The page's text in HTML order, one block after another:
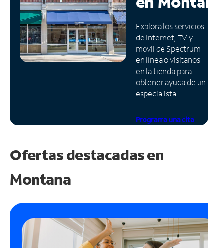
Administrar
cuenta
Encuentra
una
tienda
Explora los servicios
de Internet, TV y
móvil de Spectrum
en línea o visítanos
en la tienda para
obtener ayuda de un
especialista.
Programa una cita
Ofertas destacadas en
Montana